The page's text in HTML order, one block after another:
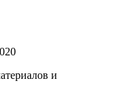
и